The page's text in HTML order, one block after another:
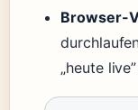
Browser-
„heute